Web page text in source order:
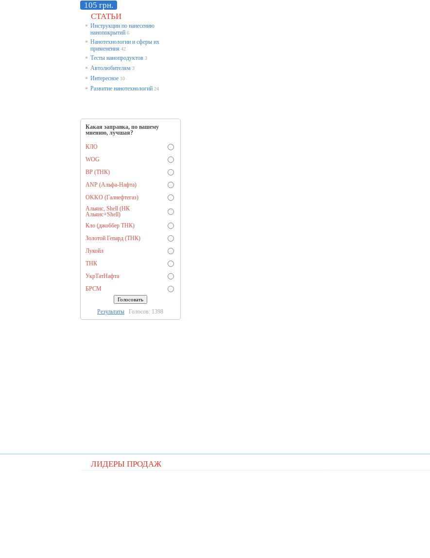
105 грн.
СТАТЬИ
* Инструкции по нанесению
нанопокрытий 6
* Нанотехнологии и сферы их
применения 42
* Тесты нанопродуктов 3
* Автолюбителям 3
* Интересное 10
* Развитие нанотехнологий 24
Какая заправка, по вашему
мнению, лучшая?
КЛО
WOG
BP (ТНК)
ANP (Альфа-Нафта)
OKKO (Галнефтегаз)
Альянс, Shell (НК
Альянс+Shell)
Кло (джоббер ТНК)
Золотой Гепард (ТНК)
Лукойл
ТНК
УкрТатНафта
БРСМ
Результаты Голосов: 1398
ЛИДЕРЫ ПРОДАЖ